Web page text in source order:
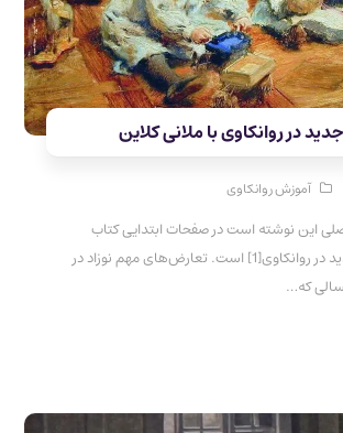
در روانکاوی با ملانی کلاین
آموزش روانکاوی
این نوشته است در صفحات ابتدایی کتاب
جهت‌گیری‌های جدید در روانکاوی[1] است. تعارض‌های مهم نوزاد در
که…